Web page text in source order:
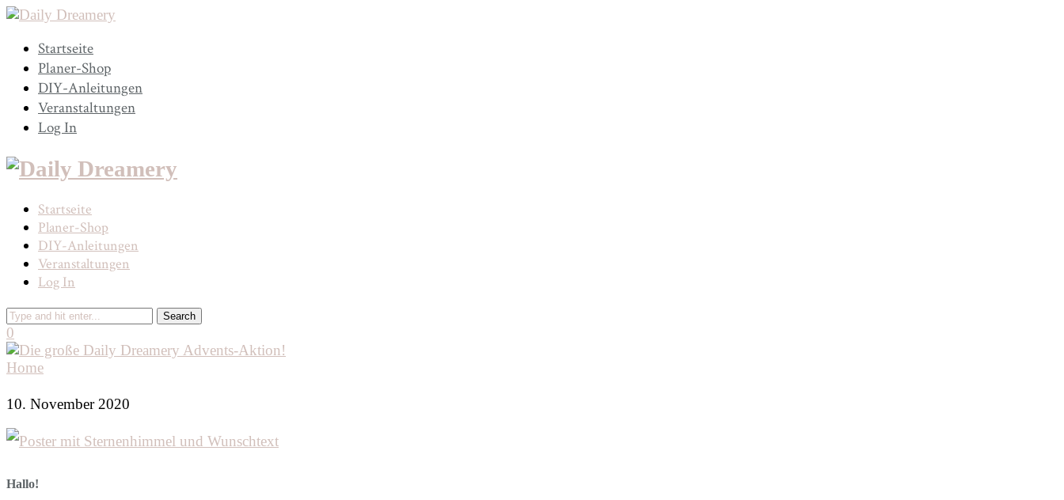
Startseite
Planer-Shop
DIY-Anleitungen
Veranstaltungen
Log In
Startseite
Planer-Shop
DIY-Anleitungen
Veranstaltungen
Log In
0
Home
10. November 2020
Hallo!